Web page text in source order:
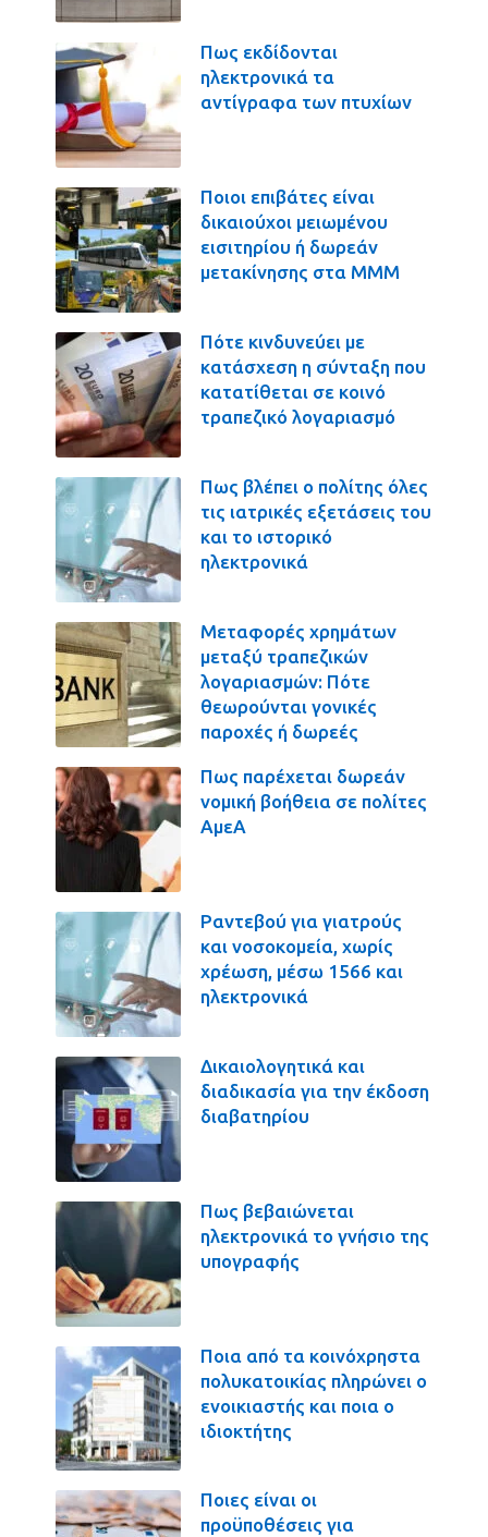
Πως εκδίδονται
ηλεκτρονικά τα
αντίγραφα των πτυχίων
Ποιοι επιβάτες είναι
δικαιούχοι μειωμένου
εισιτηρίου ή δωρεάν
μετακίνησης στα ΜΜΜ
Πότε κινδυνεύει με
κατάσχεση η σύνταξη που
κατατίθεται σε κοινό
τραπεζικό λογαριασμό
Πως βλέπει ο πολίτης όλες
τις ιατρικές εξετάσεις του
και το ιστορικό
ηλεκτρονικά
Μεταφορές χρημάτων
μεταξύ τραπεζικών
λογαριασμών: Πότε
θεωρούνται γονικές
παροχές ή δωρεές
Πως παρέχεται δωρεάν
νομική βοήθεια σε πολίτες
ΑμεΑ
Ραντεβού για γιατρούς
και νοσοκομεία, χωρίς
χρέωση, μέσω 1566 και
ηλεκτρονικά
Δικαιολογητικά και
διαδικασία για την έκδοση
διαβατηρίου
Πως βεβαιώνεται
ηλεκτρονικά το γνήσιο της
υπογραφής
Ποια από τα κοινόχρηστα
πολυκατοικίας πληρώνει ο
ενοικιαστής και ποια ο
ιδιοκτήτης
Ποιες είναι οι
προϋποθέσεις για